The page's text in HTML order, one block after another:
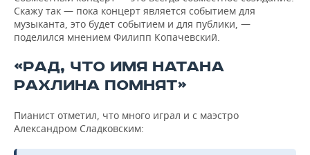
Скажу так — пока концерт является событием для
музыканта, это будет событием и для публики, —
поделился мнением Филипп Копачевский.
«РАД, ЧТО ИМЯ НАТАНА
РАХЛИНА ПОМНЯТ»
Пианист отметил, что много играл и с маэстро
Александром Сладковским: